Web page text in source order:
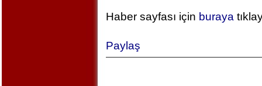
Haber sayfası için buraya
Paylaş